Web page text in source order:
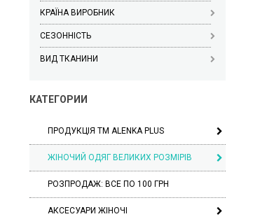
КРАЇНА ВИРОБНИК
СЕЗОННІСТЬ
ВИД ТКАНИНИ
КАТЕГОРИИ
ПРОДУКЦІЯ ТМ ALENKA PLUS
ЖІНОЧИЙ ОДЯГ ВЕЛИКИХ РОЗМІРІВ
РОЗПРОДАЖ: ВСЕ ПО 100 ГРН
АКСЕСУАРИ ЖІНОЧІ